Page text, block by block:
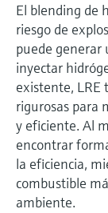
El blending de
riesgo de
puede generar
inyectar
existente, LRE
rigurosas para
y eficiente. Al
encontrar
la eficiencia,
combustible
ambiente.